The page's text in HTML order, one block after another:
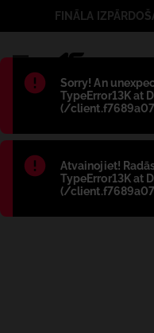
Błąd:
Sorry! An
TypeError13K at
(/
Błąd:
Atvainojiet!
TypeError13K at
(/
FINĀLA